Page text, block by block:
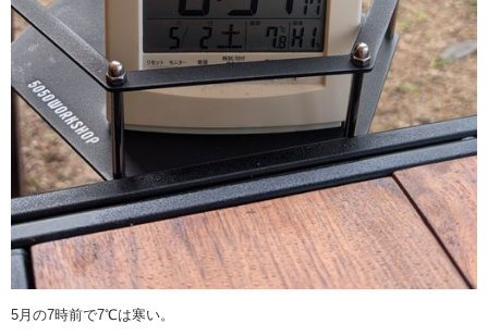
5月の7時前で7℃は寒い。